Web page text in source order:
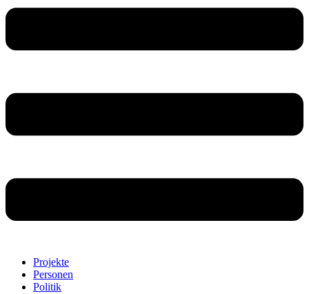
Projekte
Personen
Politik